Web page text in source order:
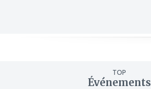
TOP
Événements